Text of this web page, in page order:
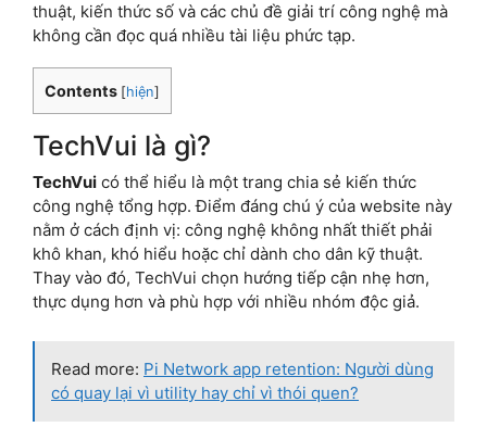
thuật, kiến thức số và các chủ đề giải trí công nghệ mà
không cần đọc quá nhiều tài liệu phức tạp.
Contents [hiện]
TechVui là gì?
TechVui có thể hiểu là một trang chia sẻ kiến thức
công nghệ tổng hợp. Điểm đáng chú ý của website này
nằm ở cách định vị: công nghệ không nhất thiết phải
khô khan, khó hiểu hoặc chỉ dành cho dân kỹ thuật.
Thay vào đó, TechVui chọn hướng tiếp cận nhẹ hơn,
thực dụng hơn và phù hợp với nhiều nhóm độc giả.
Read more: Pi Network app retention: Người dùng
có quay lại vì utility hay chỉ vì thói quen?